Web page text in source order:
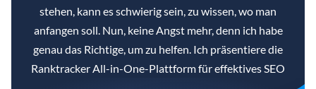
stehen, kann es schwierig sein, zu wissen, wo man
anfangen soll. Nun, keine Angst mehr, denn ich habe
genau das Richtige, um zu helfen. Ich präsentiere die
Ranktracker All-in-One-Plattform für effektives SEO